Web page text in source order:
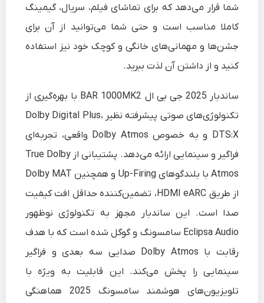
شما قرار می‌دهد که برای تماشای فیلم، سریال، گیمینگ
کاملا مناسب است و حتی شما می‌توانید از آن برای
جشن‌ها و مهمانی‌های خانگی و کوچک خود نیز استفاده
کنید و از داشتن آن لذت ببرید.
ساندبار 2025 جی‌ بی‌ ال BAR 1000MK2 با بهره‌گیری از
تکنولوژی‌های صوتی پیشرفته نظیر Dolby Digital Plus،
DTS:X و به‌ خصوص Dolby Atmos واقعی، تجربه‌ای
فراگیر و سینمایی ارائه می‌دهد. پشتیبانی از True Dolby
Atmos با بلندگوهای Up-Firing و همچنین Dolby MAT
از طریق HDMI eARC، تضمین‌کننده حداقل افت کیفیت
صدا است. این ساندبار مجهز به تکنولوژی نوظهور
Eclipsa Audio سامسونگ و گوگل شده است که با هدف
رقابت با Dolby Atmos صدایی سه‌ بعدی و فراگیر
سینمایی را پخش می‌کند. این قابلیت به‌ ویژه با
تلویزیون‌های هوشمند سامسونگ 2025 هماهنگی